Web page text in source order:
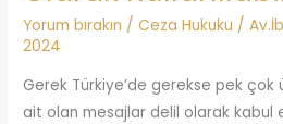
Yorum bırakın /Ceza Hukuku /
2024
Gerek Türkiye’de gerekse pek
ait olan mesajlar delil olarak kabul